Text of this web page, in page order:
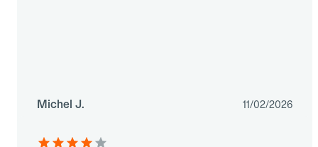
Michel J. 11/02/2026